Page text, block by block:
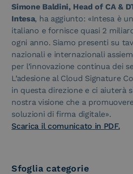
Simone Baldini, Head of CA &
Intesa, ha aggiunto: «Intesa è
italiano e fornisce quasi 2
ogni anno. Siamo presenti su
nazionali e internazionali
per l’innovazione continua dei
L’adesione al Cloud Signature
in questa direzione e ci aiuterà
nostra visione che a
soluzioni di firma digitale».
Scarica il comunicato in PDF.
Sfoglia categorie